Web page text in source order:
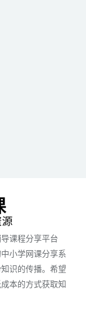
课程分享平台
小学网课分享系
识的传播。希望
本的方式获取知